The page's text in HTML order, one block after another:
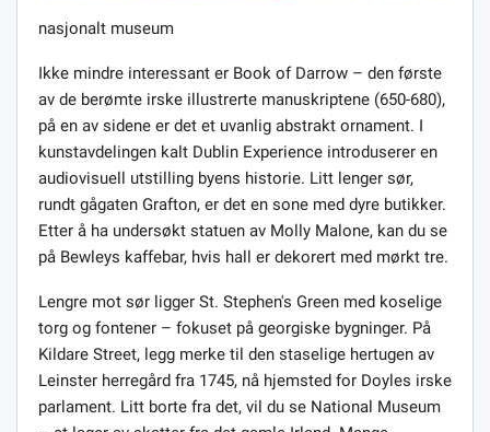
nasjonalt museum
Ikke mindre interessant er Book of Darrow – den første
av de berømte irske illustrerte manuskriptene (650-680),
på en av sidene er det et uvanlig abstrakt ornament. I
kunstavdelingen kalt Dublin Experience introduserer en
audiovisuell utstilling byens historie. Litt lenger sør,
rundt gågaten Grafton, er det en sone med dyre butikker.
Etter å ha undersøkt statuen av Molly Malone, kan du se
på Bewleys kaffebar, hvis hall er dekorert med mørkt tre.
Lengre mot sør ligger St. Stephen's Green med koselige
torg og fontener – fokuset på georgiske bygninger. På
Kildare Street, legg merke til den staselige hertugen av
Leinster herregård fra 1745, nå hjemsted for Doyles irske
parlament. Litt borte fra det, vil du se National Museum